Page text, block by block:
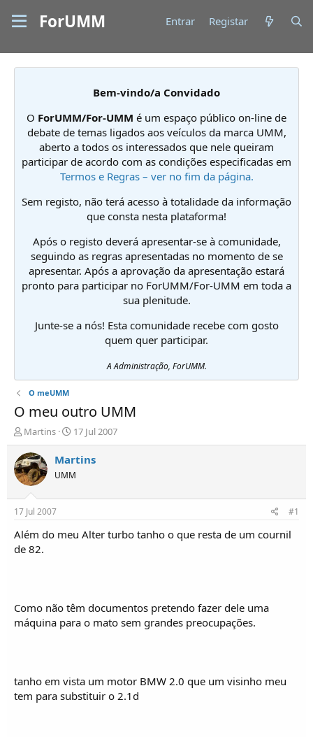
ForUMM Entrar Registar
Bem-vindo/a Convidado
O ForUMM/For-UMM é um espaço público on-line de
debate de temas ligados aos veículos da marca UMM,
aberto a todos os interessados que nele queiram
participar de acordo com as condições especificadas em
Termos e Regras – ver no fim da página.
Sem registo, não terá acesso à totalidade da informação
que consta nesta plataforma!
Após o registo deverá apresentar-se à comunidade,
seguindo as regras apresentadas no momento de se
apresentar. Após a aprovação da apresentação estará
pronto para participar no ForUMM/For-UMM em toda a
sua plenitude.
Junte-se a nós! Esta comunidade recebe com gosto
quem quer participar.
A Administração, ForUMM.
O meUMM
O meu outro UMM
I
n
i
c
i
d
o
r
e
i
c
Martins
D
a
t
d
í
17 Jul 2007
Martins
UMM
17 Jul 2007 #1
Além do meu Alter turbo tanho o que resta de um cournil
de 82.
Como não têm documentos pretendo fazer dele uma
máquina para o mato sem grandes preocupações.
tanho em vista um motor BMW 2.0 que um visinho meu
tem para substituir o 2.1d